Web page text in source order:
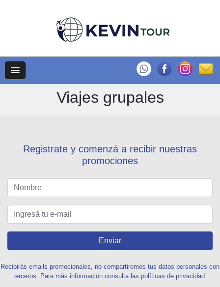
Viajes grupales
Registrate y comenzá a recibir nuestras
promociones
Enviar
Recibirás emails promocionales, no compartiremos tus datos personales con
terceros. Para más información consulta las políticas de privacidad.